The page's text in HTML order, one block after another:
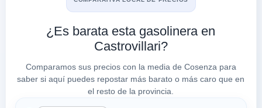
¿Es barata esta gasolinera en
Castrovillari?
Comparamos sus precios con la media de Cosenza para
saber si aquí puedes repostar más barato o más caro que en
el resto de la provincia.